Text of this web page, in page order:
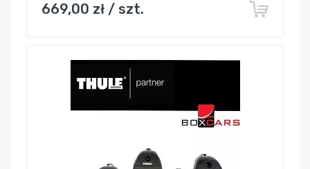
669,00 zł / szt.